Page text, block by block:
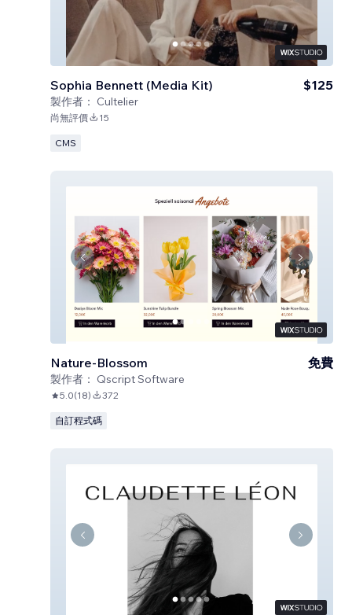
Sophia Bennett (Media Kit)
製作者： Cultelier
$125
尚無評價 15
CMS
Nature-Blossom
製作者： Qscript Software
免費
5.0(18) 372
自訂程式碼